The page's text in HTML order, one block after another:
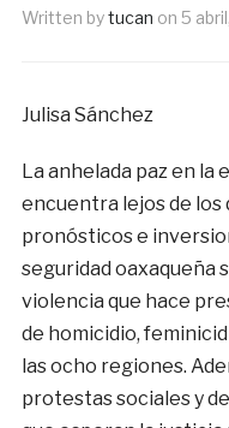
Written bytucan on 5
Julisa Sánchez
La anhelada paz en la
encuentra lejos de los
pronósticos e
seguridad oaxaqueña
violencia que hace
de homicidio,
las ocho regiones.
protestas sociales y